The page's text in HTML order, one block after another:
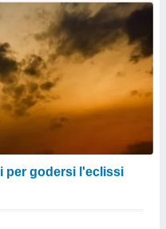
per godersi l'eclissi